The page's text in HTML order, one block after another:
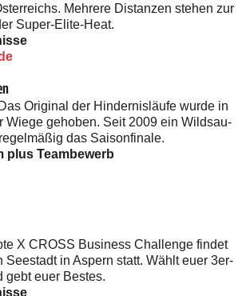
Mehrere Distanzen stehen zur
Super-Elite-­Heat.
Original der Hindernisläufe wurde in
Wiege gehoben. Seit 2009 ein Wildsau-
das Saisonfinale.
plus Teambewerb
X CROSS Business Challenge findet
Seestadt in Aspern statt. Wählt euer 3er-
gebt euer Bestes.